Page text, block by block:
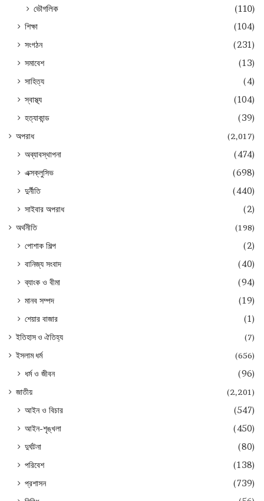
ভৌগলিক
(110)
শিক্ষা
(104)
সংগঠন
(231)
সমাবেশ
(13)
সাহিত্য
(4)
স্বাস্থ্য
(104)
হত্যাকান্ড
(39)
অপরাধ (2,017)
অব্যাবস্থাপনা
(474)
এক্সক্লুসিভ
(698)
দুর্নীতি
(440)
সাইবার অপরাধ
(2)
অর্থনীতি (198)
পোশাক শিল্প
(2)
বানিজ্য সংবাদ
(40)
ব্যাংক ও বীমা
(94)
মানব সম্পদ
(19)
শেয়ার বাজার
(1)
ইতিহাস ও ঐতিহ্য
(7)
ইসলাম ধর্ম
(656)
ধর্ম ও জীবন (96)
জাতীয় (2,201)
আইন ও বিচার
(547)
আইন-শৃঙ্খলা
(450)
দুর্ঘটনা
(80)
পরিবেশ
(138)
প্রশাসন
(739)